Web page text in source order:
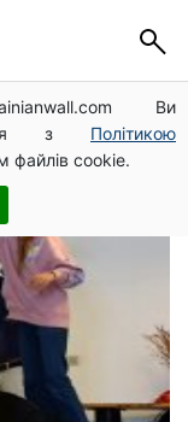
Ви
з Політикою
файлів cookie.